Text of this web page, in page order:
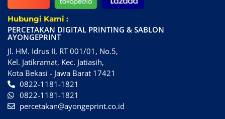
Hubungi Kami :
PERCETAKAN DIGITAL PRINTING & SABLON
AYONGEPRINT
Jl. HM. Idrus II, RT 001/01, No.5,
Kel. Jatikramat, Kec. Jatiasih,
Kota Bekasi - Jawa Barat 17421
0822-1181-1821
0822-1181-1821
percetakan@ayongeprint.co.id